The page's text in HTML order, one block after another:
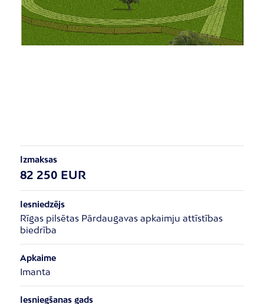
Izmaksas
82 250 EUR
Iesniedzējs
Rīgas pilsētas Pārdaugavas apkaimju attīstības
biedrība
Apkaime
Imanta
Iesniegšanas gads